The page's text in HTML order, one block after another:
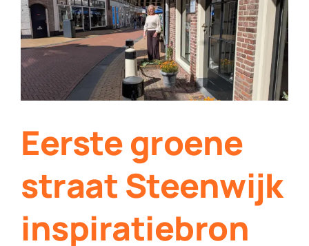
Contact
Plaats je eigen nieuws
Eerste groene
straat Steenwijk
inspiratiebron